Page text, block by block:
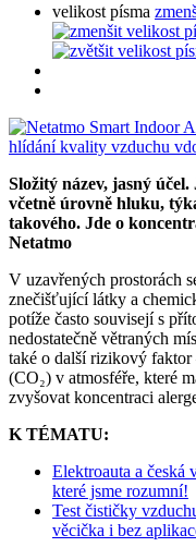
velikost písma
Složitý název, jasný
včetně úrovně hluku,
takového. Jde o
Netatmo
V uzavřených prostorách
znečišťující látky a
potíže často souvisejí s
nedostatečně větraných
také o další rizikový
(CO₂) v atmosféře, které
zvyšovat koncentraci
K TÉMATU:
Elektroauta a česká
které jsme rozumní!
Test čističky
věcička i bez